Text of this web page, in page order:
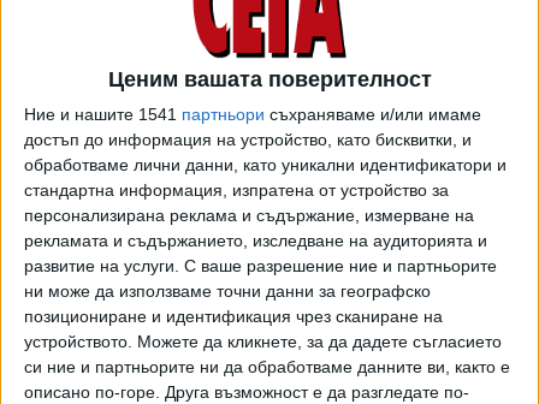
Ценим вашата поверителност
Ние и нашите 1541 партньори съхраняваме и/или имаме
достъп до информация на устройство, като бисквитки, и
обработваме лични данни, като уникални идентификатори и
стандартна информация, изпратена от устройство за
персонализирана реклама и съдържание, измерване на
рекламата и съдържанието, изследване на аудиторията и
развитие на услуги. С ваше разрешение ние и партньорите
ни може да използваме точни данни за географско
позициониране и идентификация чрез сканиране на
устройството. Можете да кликнете, за да дадете съгласието
си ние и партньорите ни да обработваме данните ви, както е
описано по-горе. Друга възможност е да разгледате по-
голямата част от поставените въпроси. Единствената
конкретна информация е, че охраната се осъществява
По тази причина, поисках повторно отговор на
поставените въпроси и проведох неколкократни срещи с
Министъра на вътрешните работи, Вицепремиера по
вътрешен ред и сигурност, както и с началника на
Национална служба за охрана.
Днес получих писмен отговор от НСО с изходящ номер
2608 от 5.11.2018, в който е изложена максимално
допустимата за явно ползване информация, която
предоставям на обществеността.
1 Въпрос: На какво основание се отпускат суми за
охрана на г-н Ахмед Доган?